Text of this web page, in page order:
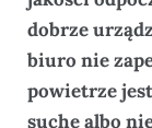
dobrze
biuro nie
powietrze
suche albo